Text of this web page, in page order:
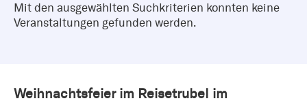
Mit den ausgewählten Suchkriterien konnten keine
Veranstaltungen gefunden werden.
Weihnachtsfeier im Reisetrubel im